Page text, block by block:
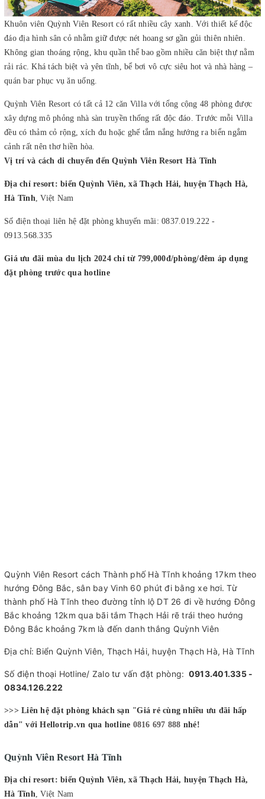
Khuôn viên Quỳnh Viên Resort có rất nhiều cây xanh. Với thiết kế độc
đáo địa hình sân cỏ nhằm giữ được nét hoang sơ gần gủi thiên nhiên.
Không gian thoáng rộng, khu quần thể bao gồm nhiều căn biệt thự nằm
rải rác. Khá tách biệt và yên tĩnh, bể bơi vô cực siêu hot và nhà hàng –
quán bar phục vụ ăn uống.
Quỳnh Viên Resort có tất cả 12 căn Villa với tổng cộng 48 phòng được
xây dựng mô phỏng nhà sàn truyền thống rất độc đáo. Trước mỗi Villa
đều có thảm cỏ rộng, xích đu hoặc ghế tắm nắng hướng ra biển ngắm
cảnh rất nên thơ hiền hòa.
Vị trí và cách di chuyển đến Quỳnh Viên Resort Hà Tĩnh
Địa chỉ resort: biển Quỳnh Viên, xã Thạch Hải, huyện Thạch Hà,
Hà Tĩnh , Việt Nam
Số điện thoại liên hệ đặt phòng khuyến mãi: 0837.019.222 -
0913.568.335
Giá ưu đãi mùa du lịch 2024 chỉ từ 799,000đ/phòng/đêm áp dụng
đặt phòng trước qua hotline
Quỳnh Viên Resort cách Thành phố Hà Tĩnh khoảng 17km theo
hướng Đông Bắc, sân bay Vinh 60 phút đi bằng xe hơi. Từ
thành phố Hà Tĩnh theo đường tỉnh lộ DT 26 đi về hướng Đông
Bắc khoảng 12km qua bãi tắm Thạch Hải rẽ trái theo hướng
Đông Bắc khoảng 7km là đến danh thắng Quỳnh Viên
Địa chỉ: Biển Quỳnh Viên, Thạch Hải, huyện Thạch Hà, Hà Tĩnh
Số điện thoại Hotline/ Zalo tư vấn đặt phòng: 0913.401.335 -
0834.126.222
>>> Liên hệ đặt phòng khách sạn "Giá rẻ cùng nhiều ưu đãi hấp
dẫn" với Hellotrip.vn qua hotline 0816 697 888 nhé!
Quỳnh Viên Resort Hà Tĩnh
Địa chỉ resort: biển Quỳnh Viên, xã Thạch Hải, huyện Thạch Hà,
Hà Tĩnh , Việt Nam